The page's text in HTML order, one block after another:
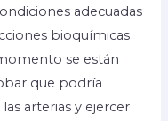
adecuadas
bioquímicas
se están
que podría
arterias y ejercer